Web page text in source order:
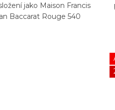
jako Maison Francis
Baccarat Rouge 540